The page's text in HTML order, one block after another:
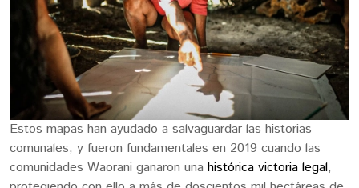
Estos mapas han ayudado a salvaguardar las historias
comunales, y fueron fundamentales en 2019 cuando las
comunidades Waorani ganaron una histórica victoria legal,